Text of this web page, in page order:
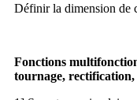
Définir la dimension de
Fonctions
tournage, rectification,